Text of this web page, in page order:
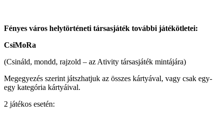
Fényes város helytörténeti társasjáték további játékötletei:
CsiMoRa
(Csináld, mondd, rajzold – az Ativity társasjáték mintájára)
Megegyezés szerint játszhatjuk az összes kártyával, vagy csak egy-
egy kategória kártyáival.
2 játékos esetén: